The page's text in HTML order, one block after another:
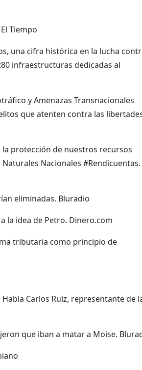
Tiempo
una cifra histórica en la lucha
infraestructuras dedicadas al
y Amenazas Transnacionales
que atenten contra las
protección de nuestros recursos
Nacionales #Rendicuentas.
eliminadas. Bluradio
la idea de Petro. Dinero.com
tributaria como principio de
Carlos Ruiz, representante de
que iban a matar a Moise.